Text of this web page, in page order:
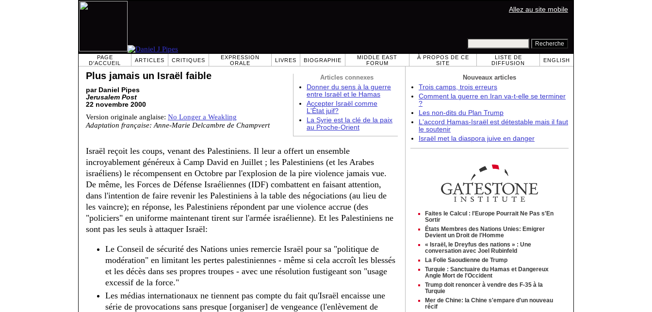
Allez au site mobile
PAGE
D'ACCUEIL
ARTICLES CRITIQUES
EXPRESSION
ORALE
LIVRES BIOGRAPHIE
MIDDLE EAST
FORUM
À PROPOS DE CE
SITE
LISTE DE
DIFFUSION
ENGLISH
Articles connexes
Donner du sens à la guerre
entre Israël et le Hamas
Accepter Israël comme
L'État juif?
La Syrie est la clé de la paix
au Proche-Orient
Plus jamais un Israël faible
par Daniel Pipes
Jerusalem Post
22 novembre 2000
Version originale anglaise: No Longer a Weakling
Adaptation française: Anne-Marie Delcambre de Champvert
Israël reçoit les coups, venant des Palestiniens. Il leur a offert un ensemble
incroyablement généreux à Camp David en Juillet ; les Palestiniens (et les Arabes
israéliens) le récompensent en Octobre par l'explosion de la pire violence jamais vue.
De même, les Forces de Défense Israéliennes (IDF) combattent en faisant attention,
dans l'intention de faire revenir les Palestiniens à la table des négociations (au lieu de
les vaincre); en réponse, les Palestiniens répondent par une violence accrue (des
"policiers" en uniforme maintenant tirent sur l'armée israélienne). Et les Palestiniens ne
sont pas les seuls à attaquer Israël:
Le Conseil de sécurité des Nations unies remercie Israël pour sa "politique de
modération" en limitant les pertes palestiniennes - même si cela accroît les blessés
et les décès dans ses propres troupes - avec une résolution fustigeant son "usage
excessif de la force."
Les médias internationaux ne tiennent pas compte du fait qu'Israël encaisse une
série de provocations sans presque [organiser] de vengeance (l'enlèvement de
Nouveaux articles
Trois camps, trois erreurs
Comment la guerre en Iran va-t-elle se terminer
?
Les non-dits du Plan Trump
L'accord Hamas-Israël est détestable mais il faut
le soutenir
Israël met la diaspora juive en danger
Faites le Calcul : l'Europe Pourrait Ne Pas s'En
Sortir
États Membres des Nations Unies: Emigrer
Devient un Droit de l'Homme
« Israël, le Dreyfus des nations » : Une
conversation avec Joel Rubinfeld
La Folie Saoudienne de Trump
Turquie : Sanctuaire du Hamas et Dangereux
Angle Mort de l'Occident
Trump doit renoncer à vendre des F-35 à la
Turquie
Mer de Chine: la Chine s'empare d'un nouveau
récif